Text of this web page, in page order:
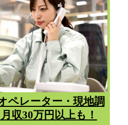
ペレーター・現地調
収30万円以上も！